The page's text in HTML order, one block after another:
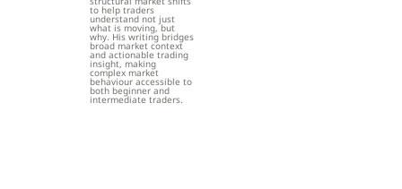
to help traders
understand not just
what is moving, but
why. His writing bridges
broad market context
and actionable trading
insight, making
complex market
behaviour accessible to
both beginner and
intermediate traders.